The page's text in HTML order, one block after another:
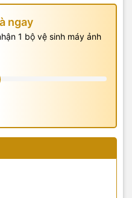
ngay
1 bộ vệ sinh máy ảnh